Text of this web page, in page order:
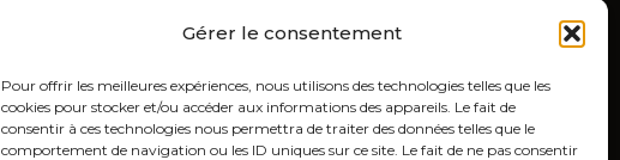
Gérer le consentement
Pour offrir les meilleures expériences, nous utilisons des technologies telles que les
cookies pour stocker et/ou accéder aux informations des appareils. Le fait de
consentir à ces technologies nous permettra de traiter des données telles que le
comportement de navigation ou les ID uniques sur ce site. Le fait de ne pas consentir
Conditions générales de ventes
Mentions Légales